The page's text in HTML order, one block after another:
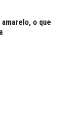
o que